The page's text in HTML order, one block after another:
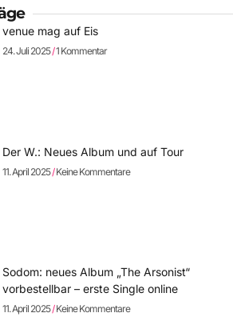
venue mag auf Eis
24. Juli 2025 1 Kommentar
Der W.: Neues Album und auf Tour
11. April 2025 Keine Kommentare
Sodom: neues Album „The Arsonist“
vorbestellbar – erste Single online
11. April 2025 Keine Kommentare